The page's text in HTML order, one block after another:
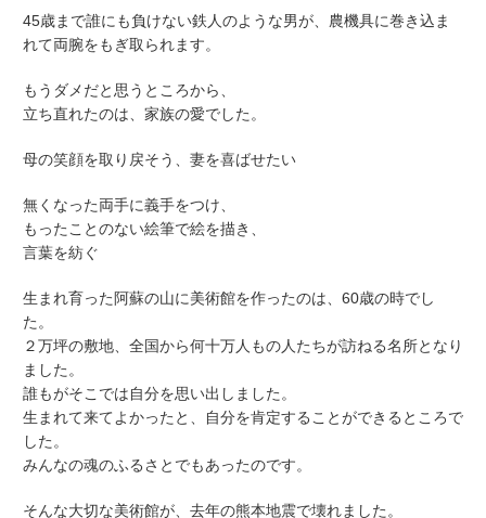
45歳まで誰にも負けない鉄人のような男が、農機具に巻き込ま
れて両腕をもぎ取られます。
もうダメだと思うところから、
立ち直れたのは、家族の愛でした。
母の笑顔を取り戻そう、妻を喜ばせたい
無くなった両手に義手をつけ、
もったことのない絵筆で絵を描き、
言葉を紡ぐ
生まれ育った阿蘇の山に美術館を作ったのは、60歳の時でし
た。
２万坪の敷地、全国から何十万人もの人たちが訪ねる名所となり
ました。
誰もがそこでは自分を思い出しました。
生まれて来てよかったと、自分を肯定することができるところで
した。
みんなの魂のふるさとでもあったのです。
そんな大切な美術館が、去年の熊本地震で壊れました。